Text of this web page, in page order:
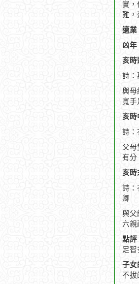
實，
難，
適業
凶年
亥時
詩：
與母
寬手
亥時
詩：
父母
有分
亥時
詩：
卿
與父
六親
點評
足
子女
不拔